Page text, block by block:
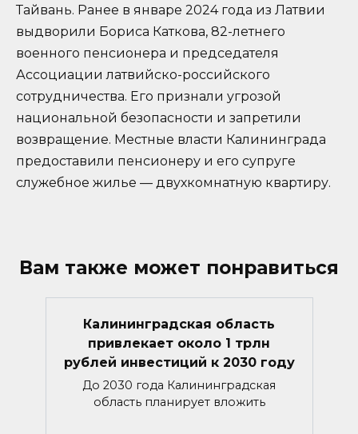
Тайвань. Ранее в январе 2024 года из Латвии
выдворили Бориса Каткова, 82-летнего
военного пенсионера и председателя
Ассоциации латвийско-российского
сотрудничества. Его признали угрозой
национальной безопасности и запретили
возвращение. Местные власти Калининграда
предоставили пенсионеру и его супруге
служебное жилье — двухкомнатную квартиру.
Вам также может понравиться
Калининградская область
привлекает около 1 трлн
рублей инвестиций к 2030 году
До 2030 года Калининградская
область планирует вложить